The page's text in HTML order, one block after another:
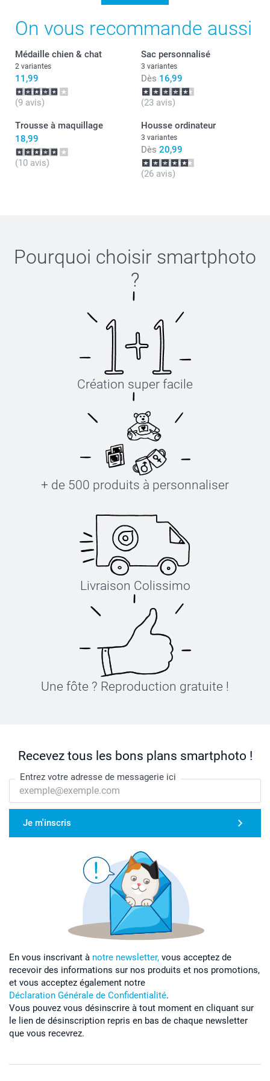
Je reste à votre écoute et vous souhaite une belle
journée.
Florence@smartphoto
On vous recommande aussi
Médaille chien & chat
2 variantes
11,99
(9 avis)
Sac personnalisé
3 variantes
Dès 16,99
(23 avis)
Trousse à maquillage
18,99
(10 avis)
Housse ordinateur
3 variantes
Dès 20,99
(26 avis)
Pourquoi choisir smartphoto
?
Création super facile
+ de 500 produits à personnaliser
Livraison Colissimo
Une fôte ? Reproduction gratuite !
Recevez tous les bons plans smartphoto !
Entrez votre adresse de messagerie ici
Je m'inscris
En vous inscrivant à notre newsletter, vous acceptez de
recevoir des informations sur nos produits et nos promotions,
et vous acceptez également notre
Déclaration Générale de Confidentialité.
Vous pouvez vous désinscrire à tout moment en cliquant sur
le lien de désinscription repris en bas de chaque newsletter
que vous recevrez.